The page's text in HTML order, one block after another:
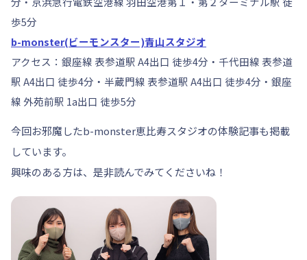
歩5分
b-monster(ビーモンスター)青山スタジオ
アクセス：銀座線 表参道駅 A4出口 徒歩4分・千代田線 表参道
駅 A4出口 徒歩4分・半蔵門線 表参道駅 A4出口 徒歩4分・銀座
線 外苑前駅 1a出口 徒歩5分
今回お邪魔したb-monster恵比寿スタジオの体験記事も掲載
しています。
興味のある方は、是非読んでみてくださいね！